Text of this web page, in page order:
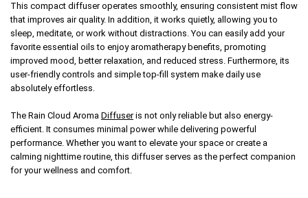
This compact diffuser operates smoothly, ensuring consistent mist flow
that improves air quality. In addition, it works quietly, allowing you to
sleep, meditate, or work without distractions. You can easily add your
favorite essential oils to enjoy aromatherapy benefits, promoting
improved mood, better relaxation, and reduced stress. Furthermore, its
user-friendly controls and simple top-fill system make daily use
absolutely effortless.
The Rain Cloud Aroma Diffuseris not only reliable but also energy-
efficient. It consumes minimal power while delivering powerful
performance. Whether you want to elevate your space or create a
calming nighttime routine, this diffuser serves as the perfect companion
for your wellness and comfort.